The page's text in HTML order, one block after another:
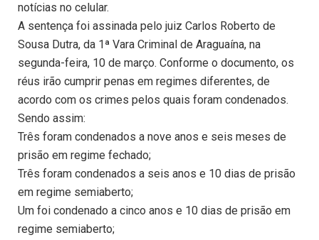
notícias no celular.
A sentença foi assinada pelo juiz Carlos Roberto de
Sousa Dutra, da 1ª Vara Criminal de Araguaína, na
segunda-feira, 10 de março. Conforme o documento, os
réus irão cumprir penas em regimes diferentes, de
acordo com os crimes pelos quais foram condenados.
Sendo assim:
Três foram condenados a nove anos e seis meses de
prisão em regime fechado;
Três foram condenados a seis anos e 10 dias de prisão
em regime semiaberto;
Um foi condenado a cinco anos e 10 dias de prisão em
regime semiaberto;